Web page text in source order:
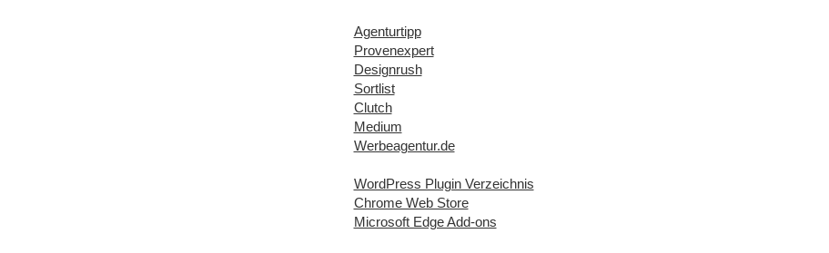
Agenturtipp
Provenexpert
Designrush
Sortlist
Clutch
Medium
Werbeagentur.de
WordPress Plugin Verzeichnis
Chrome Web Store
Microsoft Edge Add-ons